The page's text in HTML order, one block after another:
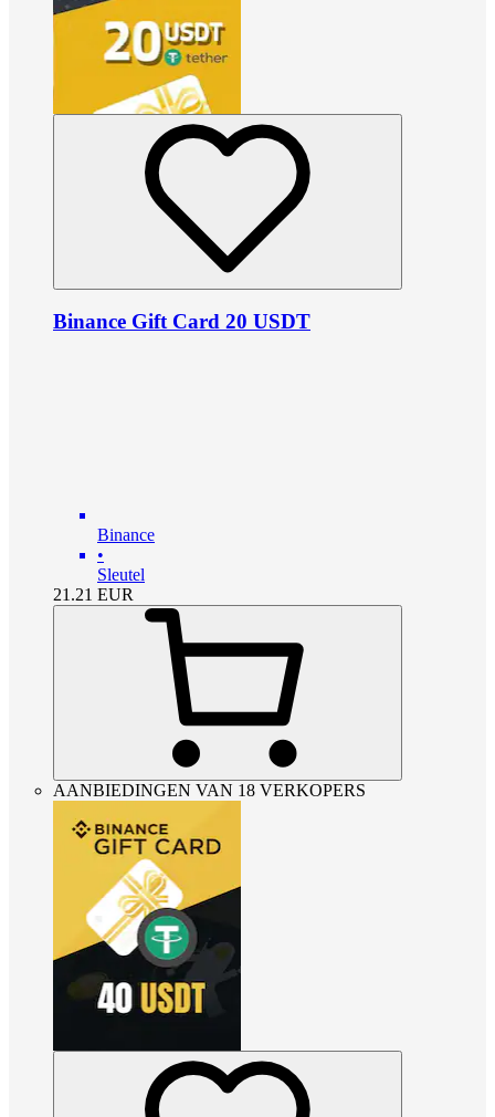
Binance Gift Card 20 USDT
Binance
•
Sleutel
21.21 EUR
AANBIEDINGEN VAN 18 VERKOPERS